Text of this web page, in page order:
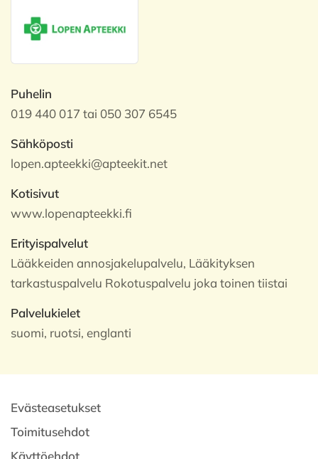
Puhelin
019 440 017 tai 050 307 6545
Sähköposti
lopen.apteekki@apteekit.net
Kotisivut
www.lopenapteekki.fi
Erityispalvelut
Lääkkeiden annosjakelupalvelu, Lääkityksen
tarkastuspalvelu Rokotuspalvelu joka toinen tiistai
Palvelukielet
suomi, ruotsi, englanti
Evästeasetukset
Toimitusehdot
Käyttöehdot